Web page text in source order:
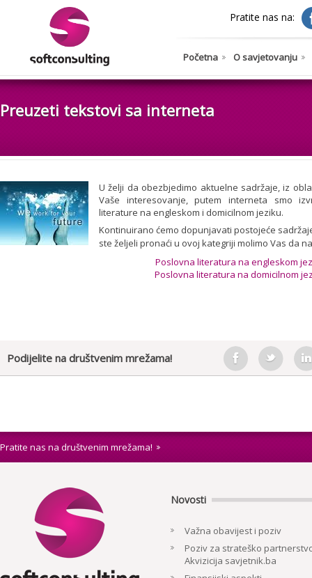
Pratite nas na:
Početna O savjetovanju
Preuzeti tekstovi sa interneta
U želji da obezbjedimo aktuelne sadržaje, iz
Vaše interesovanje, putem interneta smo
literature na engleskom i domicilnom jeziku.
Kontinuirano ćemo dopunjavati postojeće
ste željeli pronaći u ovoj kategriji molimo Vas da
Poslovna literatura na engleskom
Poslovna literatura na domicilnom
Podijelite na društvenim mrežama!
Pratite nas na društvenim mrežama!
Novosti
Važna obavijest i poziv
Poziv za strateško
Akvizicija savjetnik.ba